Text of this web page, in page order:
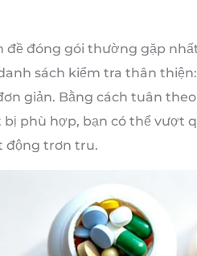
đề đóng gói thường gặp
sách kiểm tra thân
giản. Bằng cách tuân
phù hợp, bạn có thể vượt
động trơn tru.